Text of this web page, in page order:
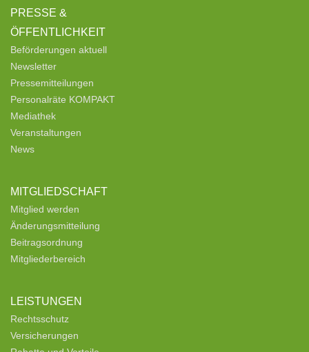
PRESSE &
ÖFFENTLICHKEIT
Beförderungen aktuell
Newsletter
Pressemitteilungen
Personalräte KOMPAKT
Mediathek
Veranstaltungen
News
MITGLIEDSCHAFT
Mitglied werden
Änderungsmitteilung
Beitragsordnung
Mitgliederbereich
LEISTUNGEN
Rechtsschutz
Versicherungen